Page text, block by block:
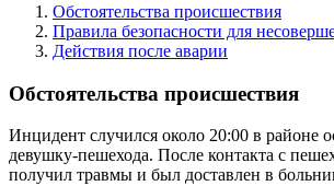
Обстоятельства происшествия
Правила безопасности для
Действия после аварии
Обстоятельства происшествия
Инцидент случился около 20:00 в районе
девушку-пешехода. После контакта с
получил травмы и был доставлен в